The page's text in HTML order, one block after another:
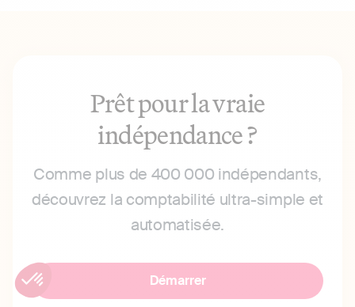
Prêt pour la vraie
indépendance ?
Comme plus de 400 000 indépendants,
découvrez la comptabilité ultra-simple et
automatisée.
Démarrer